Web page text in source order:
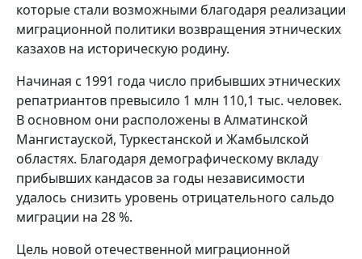
которые стали возможными благодаря реализации
миграционной политики возвращения этнических
казахов на историческую родину.
Начиная с 1991 года число прибывших этнических
репатриантов превысило 1 млн 110,1 тыс. человек.
В основном они расположены в Алматинской
Мангистауской, Туркестанской и Жамбылской
областях. Благодаря демографическому вкладу
прибывших кандасов за годы независимости
удалось снизить уровень отрицательного сальдо
миграции на 28 %.
Цель новой отечественной миграционной